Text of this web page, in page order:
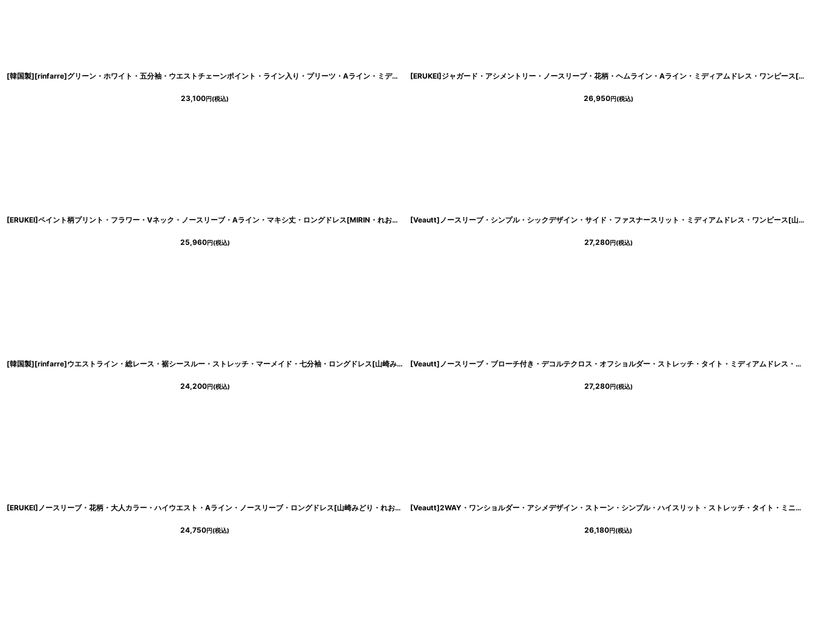
[韓国製][rinfarre]グリーン・ホワイト・五分袖・ウエストチェーンポイント・ライン入り・プリーツ・Aライン・ミディアムドレス・ワンピース[黒木麗奈着用][送料無料] [cd-k05950sy]
23,100円(税込)
[ERUKEI]ジャガード・アシメントリー・ノースリーブ・花柄・ヘムライン・Aライン・ミディアムドレス・ワンピース[山崎みどり着用]《送料＆代引き手数料無料》
26,950円(税込)
[ERUKEI]ペイント柄プリント・フラワー・Vネック・ノースリーブ・Aライン・マキシ丈・ロングドレス[MIRIN・れお着用]《送料＆代引き手数料無料》 [lk-c31462]
25,960円(税込)
[Veautt]ノースリーブ・シンプル・シックデザイン・サイド・ファスナースリット・ミディアムドレス・ワンピース[山崎みどり着用][送料無料]mybd
27,280円(税込)
[韓国製][rinfarre]ウエストライン・総レース・裾シースルー・ストレッチ・マーメイド・七分袖・ロングドレス[山崎みどり・れお着用]《送料＆代引き手数料無料》 mywn [cd-k05908im]
24,200円(税込)
[Veautt]ノースリーブ・ブローチ付き・デコルテクロス・オフショルダー・ストレッチ・タイト・ミディアムドレス・ワンピース[れお着用]《送料＆代引き手数料無料》
27,280円(税込)
[ERUKEI]ノースリーブ・花柄・大人カラー・ハイウエスト・Aライン・ノースリーブ・ロングドレス[山崎みどり・れお着用][送料無料]mypkbr [lk-c23015]
24,750円(税込)
[Veautt]2WAY・ワンショルダー・アシメデザイン・ストーン・シンプル・ハイスリット・ストレッチ・タイト・ミニドレス・ワンピース[れお着用][送料無料]
26,180円(税込)